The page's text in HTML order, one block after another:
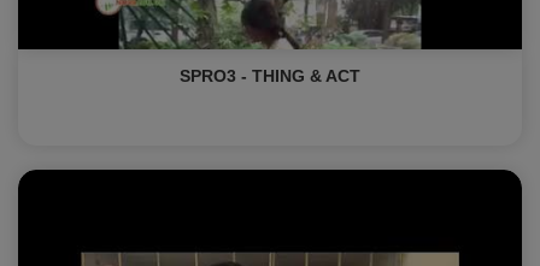
SPRO3 - THING & ACT